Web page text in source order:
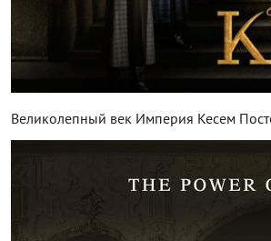
Великолепный век Империя Кесем